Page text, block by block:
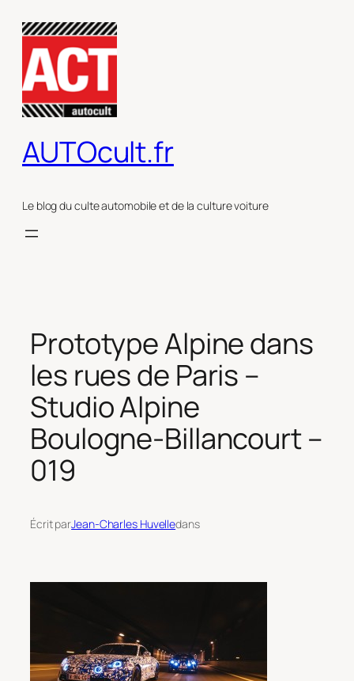
contenu
AUTOcult.fr
Le blog du culte automobile et de la culture voiture
Prototype Alpine dans
les rues de Paris –
Studio Alpine
Boulogne-Billancourt –
019
Écrit parJean-Charles Huvelledans